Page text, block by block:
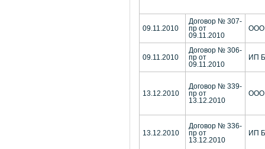
09.11.2010
Договор № 307-
пр от
09.11.2010
ООО
09.11.2010
Договор № 306-
пр от
09.11.2010
ИП
13.12.2010
Договор № 339-
пр от
13.12.2010
ООО
13.12.2010
Договор № 336-
пр от
13.12.2010
ИП